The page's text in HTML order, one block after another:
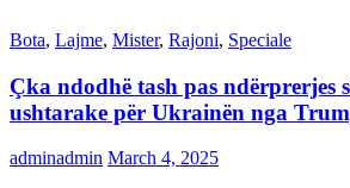
Bota, Lajme, Mister, Rajoni, Speciale
Çka ndodhë tash pas ndërprerjes
ushtarake për Ukrainën nga
adminadmin March 4, 2025